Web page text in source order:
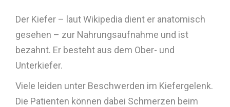
Der Kiefer – laut Wikipedia dient er anatomisch
gesehen – zur Nahrungsaufnahme und ist
bezahnt. Er besteht aus dem Ober- und
Unterkiefer.
Viele leiden unter Beschwerden im Kiefergelenk.
Die Patienten können dabei Schmerzen beim